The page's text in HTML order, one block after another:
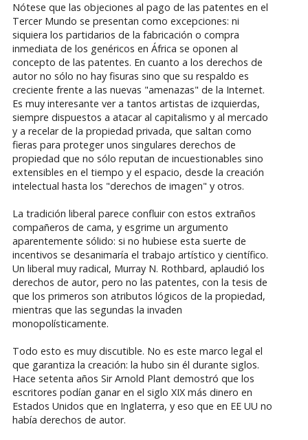
Nótese que las objeciones al pago de las patentes en el
Tercer Mundo se presentan como excepciones: ni
siquiera los partidarios de la fabricación o compra
inmediata de los genéricos en África se oponen al
concepto de las patentes. En cuanto a los derechos de
autor no sólo no hay fisuras sino que su respaldo es
creciente frente a las nuevas "amenazas" de la Internet.
Es muy interesante ver a tantos artistas de izquierdas,
siempre dispuestos a atacar al capitalismo y al mercado
y a recelar de la propiedad privada, que saltan como
fieras para proteger unos singulares derechos de
propiedad que no sólo reputan de incuestionables sino
extensibles en el tiempo y el espacio, desde la creación
intelectual hasta los "derechos de imagen" y otros.
La tradición liberal parece confluir con estos extraños
compañeros de cama, y esgrime un argumento
aparentemente sólido: si no hubiese esta suerte de
incentivos se desanimaría el trabajo artístico y científico.
Un liberal muy radical, Murray N. Rothbard, aplaudió los
derechos de autor, pero no las patentes, con la tesis de
que los primeros son atributos lógicos de la propiedad,
mientras que las segundas la invaden
monopolísticamente.
Todo esto es muy discutible. No es este marco legal el
que garantiza la creación: la hubo sin él durante siglos.
Hace setenta años Sir Arnold Plant demostró que los
escritores podían ganar en el siglo XIX más dinero en
Estados Unidos que en Inglaterra, y eso que en EE UU no
había derechos de autor.